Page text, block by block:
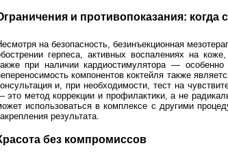
и противопоказания: когда
на безопасность, безинъекционная
герпеса, активных воспалениях на
при наличии кардиостимулятора —
компонентов коктейля также
и, при необходимости, тест на
это метод коррекции и профилактики, а не
использоваться в комплексе с другими
результата.
без компромиссов